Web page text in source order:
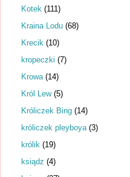
Kotek (111)
Kraina Lodu (68)
Krecik (10)
kropeczki (7)
Krowa (14)
Król Lew (5)
Króliczek Bing (14)
króliczek pleyboya (3)
królik (19)
ksiądz (4)